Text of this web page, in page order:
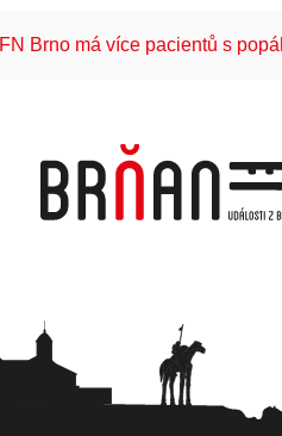
FN Brno má více pacientů s